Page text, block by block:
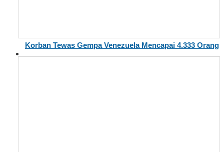
Korban Tewas Gempa Venezuela Mencapai 4.333 Orang